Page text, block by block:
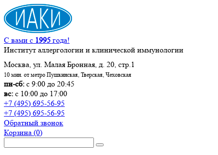
С вами с 1995 года!
Институт аллергологии и клинической иммунологии
Москва, ул. Малая Бронная, д. 20, стр.1
10 мин. от метро Пушкинская, Тверская, Чеховская
пн-сб: с 9:00 до 20:45
вс: с 10:00 до 17:00
+7 (495) 695-56-95
+7 (495) 695-56-95
Обратный звонок
Корзина (0)